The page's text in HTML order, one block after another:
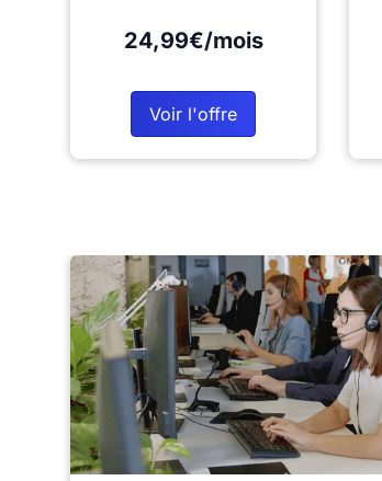
24,99€/mois
Voir l'offre